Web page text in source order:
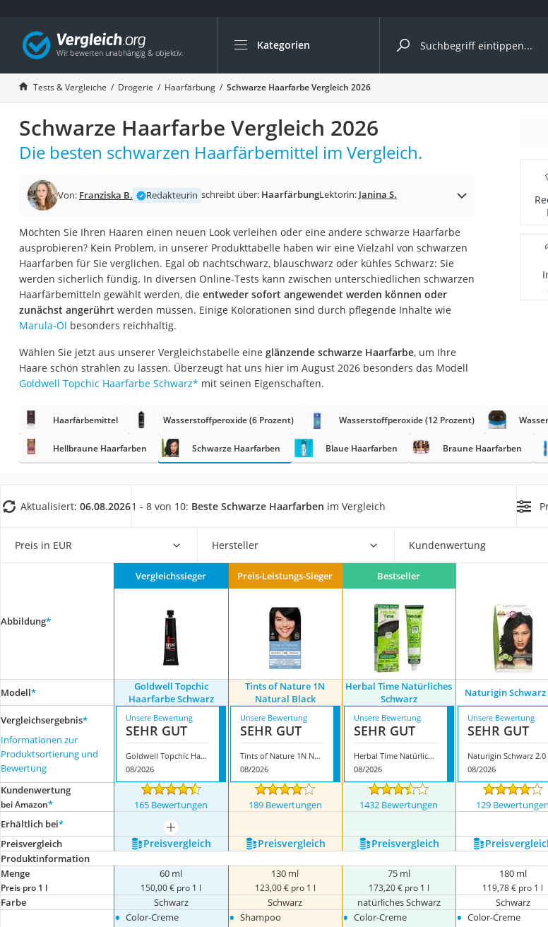
Kategorien
Die beliebtesten Vergleiche nach Kategorie
Drogerie
Inhalator
Haarschneider
Rollator
Katzenklappe (Chip)
Masturbator
Massagepistole
Epilierer
Reisehaartrockner
Magnesiumpräparat
Katzenklappe
Nackenmassagegerät
Zeckenschutz Katze
leichter Haartrockner
Philips-Sonicare-Zahnbürste
Mineralfutter Pferd
Service
Tests & Vergleiche Drogerie Haarfärbung Schwarze Haarfarbe Vergleich 2026
Schwarze Haarfarbe Vergleich 2026
Die besten schwarzen Haarfärbemittel im Vergleich.
Von: Franziska B. Redakteurin schreibt über: HaarfärbungLektorin: Janina S.
Möchten Sie Ihren Haaren einen neuen Look verleihen oder eine andere schwarze Haarfarbe
ausprobieren? Kein Problem, in unserer Produkttabelle haben wir eine Vielzahl von schwarzen
Haarfarben für Sie verglichen. Egal ob nachtschwarz, blauschwarz oder kühles Schwarz: Sie
werden sicherlich fündig. In diversen Online-Tests kann zwischen unterschiedlichen schwarzen
Haarfärbemitteln gewählt werden, die entweder sofort angewendet werden können oder
zunächst angerührt werden müssen. Einige Kolorationen sind durch pflegende Inhalte wie
Marula-Öl besonders reichhaltig.
Wählen Sie jetzt aus unserer Vergleichstabelle eine glänzende schwarze Haarfarbe, um Ihre
Haare schön strahlen zu lassen. Überzeugt hat uns hier im August 2026 besonders das Modell
Goldwell Topchic Haarfarbe Schwarz* mit seinen Eigenschaften.
Haarfärbemittel Wasserstoffperoxide (6 Prozent) Wasserstoffperoxide (12 Prozent)
Hellbraune Haarfarben Schwarze Haarfarben Blaue Haarfarben Braune Haarfarben
Aktualisiert: 06.08.20261 - 8 von 10: Beste Schwarze Haarfarben im Vergleich
Preis in EUR Hersteller Kundenwertung
Abbildung*
Vergleichssieger Preis-Leistungs-Sieger Bestseller
Modell*
Goldwell Topchic
Haarfarbe Schwarz
Tints of Nature 1N
Natural Black
Herbal Time Natürliches
Schwarz
Naturigin Schwarz
Vergleichsergebnis*
Informationen zur
Produktsortierung und
Bewertung
Unsere Bewertung
SEHR GUT
Goldwell Topchic Haarfarbe Schwarz
08/2026
Unsere Bewertung
SEHR GUT
Tints of Nature 1N Natural Black
08/2026
Unsere Bewertung
SEHR GUT
Herbal Time Natürliches Schwarz
08/2026
Unsere Bewertung
SEHR GUT
Naturigin Schwarz 2.0
08/2026
Kundenwertung
bei Amazon* 165 Bewertungen 189 Bewertungen 1432 Bewertungen 129 Bewertungen
Erhältlich bei*
mehr anzeigen
Preis­vergleich
Preis­vergleich Preis­vergleich Preis­vergleich
Produktinformation
Menge
Preis pro 1 l
60 ml
150,00 € pro 1 l
130 ml
123,00 € pro 1 l
75 ml
173,20 € pro 1 l
180 ml
119,78 € pro 1 l
Farbe Schwarz Schwarz natürliches Schwarz Schwarz
• Color-Creme • Shampoo • Color-Creme • Color-Creme